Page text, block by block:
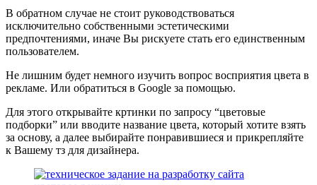
В обратном случае не стоит руководствоваться
исключительно собственными эстетическими
предпочтениями, иначе Вы рискуете стать его единственным
пользователем.
Не лишним будет немного изучить вопрос восприятия цвета в
рекламе. Или обратиться в Google за помощью.
Для этого открывайте кртинки по запросу “цветовые
подборки” или вводите название цвета, который хотите взять
за основу, а далее выбирайте понравившиеся и прикрепляйте
к Вашему тз для дизайнера.